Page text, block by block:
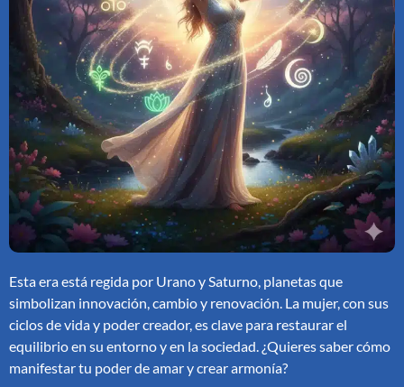
Esta era está regida por Urano y Saturno, planetas que
simbolizan innovación, cambio y renovación. La mujer, con sus
ciclos de vida y poder creador, es clave para restaurar el
equilibrio en su entorno y en la sociedad. ¿Quieres saber cómo
manifestar tu poder de amar y crear armonía?